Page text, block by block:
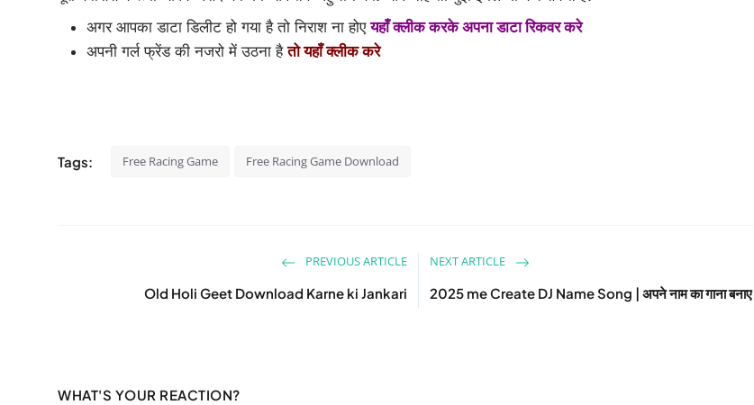
अगर आपका डाटा डिलीट हो गया है तो निराश ना होएयहाँ क्लीक करके अपना डाटा रिकवर करे
अपनी गर्ल फ्रेंड की नजरो में उठना हैतो यहाँ क्लीक करे
Tags: Free Racing Game Free Racing Game Download
PREVIOUS ARTICLE
Old Holi Geet Download Karne ki Jankari
NEXT ARTICLE
2025 me Create DJ Name Song | अपने नाम का गाना बनाए
WHAT'S YOUR REACTION?